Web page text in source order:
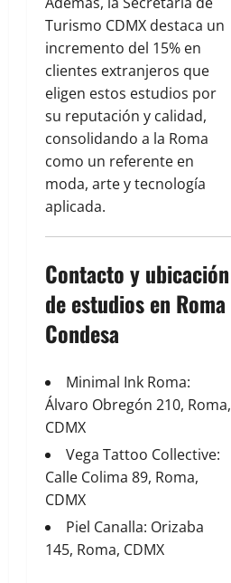
Turismo CDMX destaca un
incremento del 15% en
clientes extranjeros que
eligen estos estudios por
su reputación y calidad,
consolidando a la Roma
como un referente en
moda, arte y tecnología
aplicada.
Contacto y ubicación
de estudios en Roma
Condesa
Minimal Ink Roma:
Álvaro Obregón 210, Roma,
CDMX
Vega Tattoo Collective:
Calle Colima 89, Roma,
CDMX
Piel Canalla: Orizaba
145, Roma, CDMX